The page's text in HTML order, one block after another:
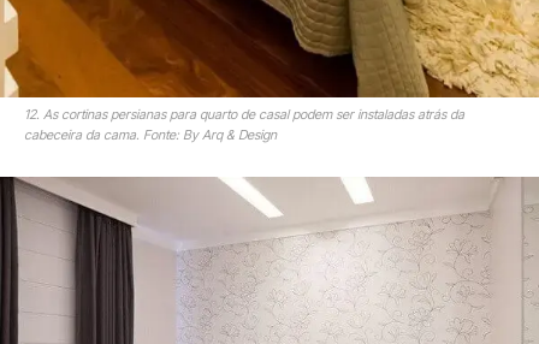
12. As cortinas persianas para quarto de casal podem ser instaladas atrás da
cabeceira da cama. Fonte: By Arq & Design